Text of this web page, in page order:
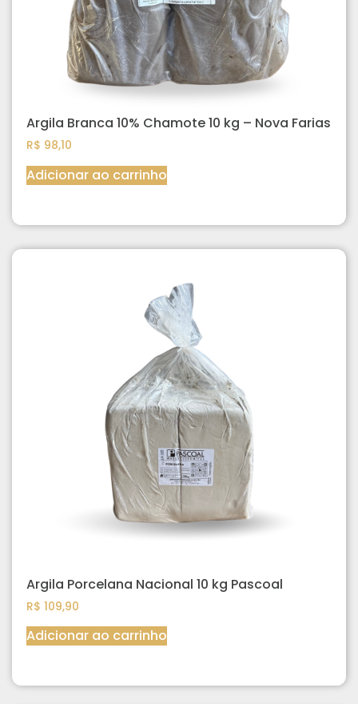
Argila Branca 10% Chamote 10 kg – Nova Farias
R$ 98,10
Adicionar ao carrinho
Argila Porcelana Nacional 10 kg Pascoal
R$ 109,90
Adicionar ao carrinho